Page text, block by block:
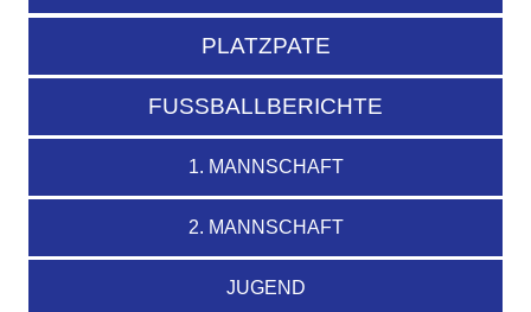
PLATZPATE
FUSSBALLBERICHTE
1. MANNSCHAFT
2. MANNSCHAFT
JUGEND